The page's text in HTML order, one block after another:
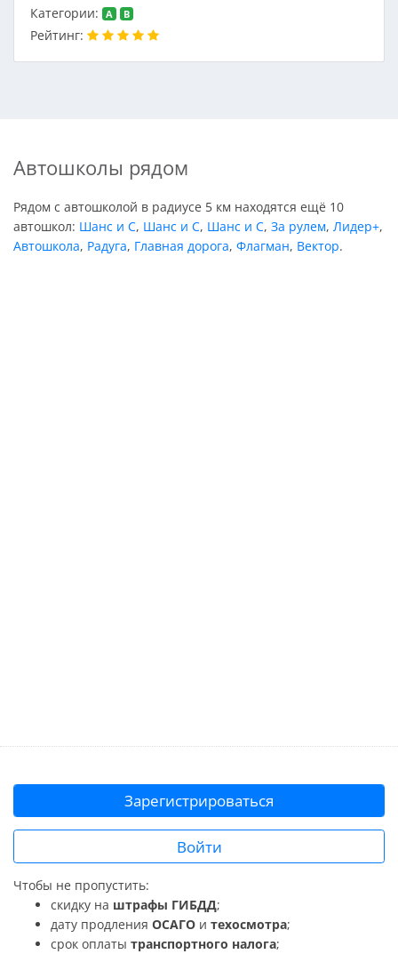
Категории:
A B
Рейтинг:
Автошколы рядом
Рядом с автошколой в радиусе 5 км находятся ещё 10
автошкол: Шанс и С, Шанс и С, Шанс и С, За рулем, Лидер+,
Автошкола, Радуга, Главная дорога, Флагман, Вектор.
Зарегистрироваться
Войти
Чтобы не пропустить:
скидку на штрафы ГИБДД;
дату продления ОСАГО и техосмотра;
срок оплаты транспортного налога;